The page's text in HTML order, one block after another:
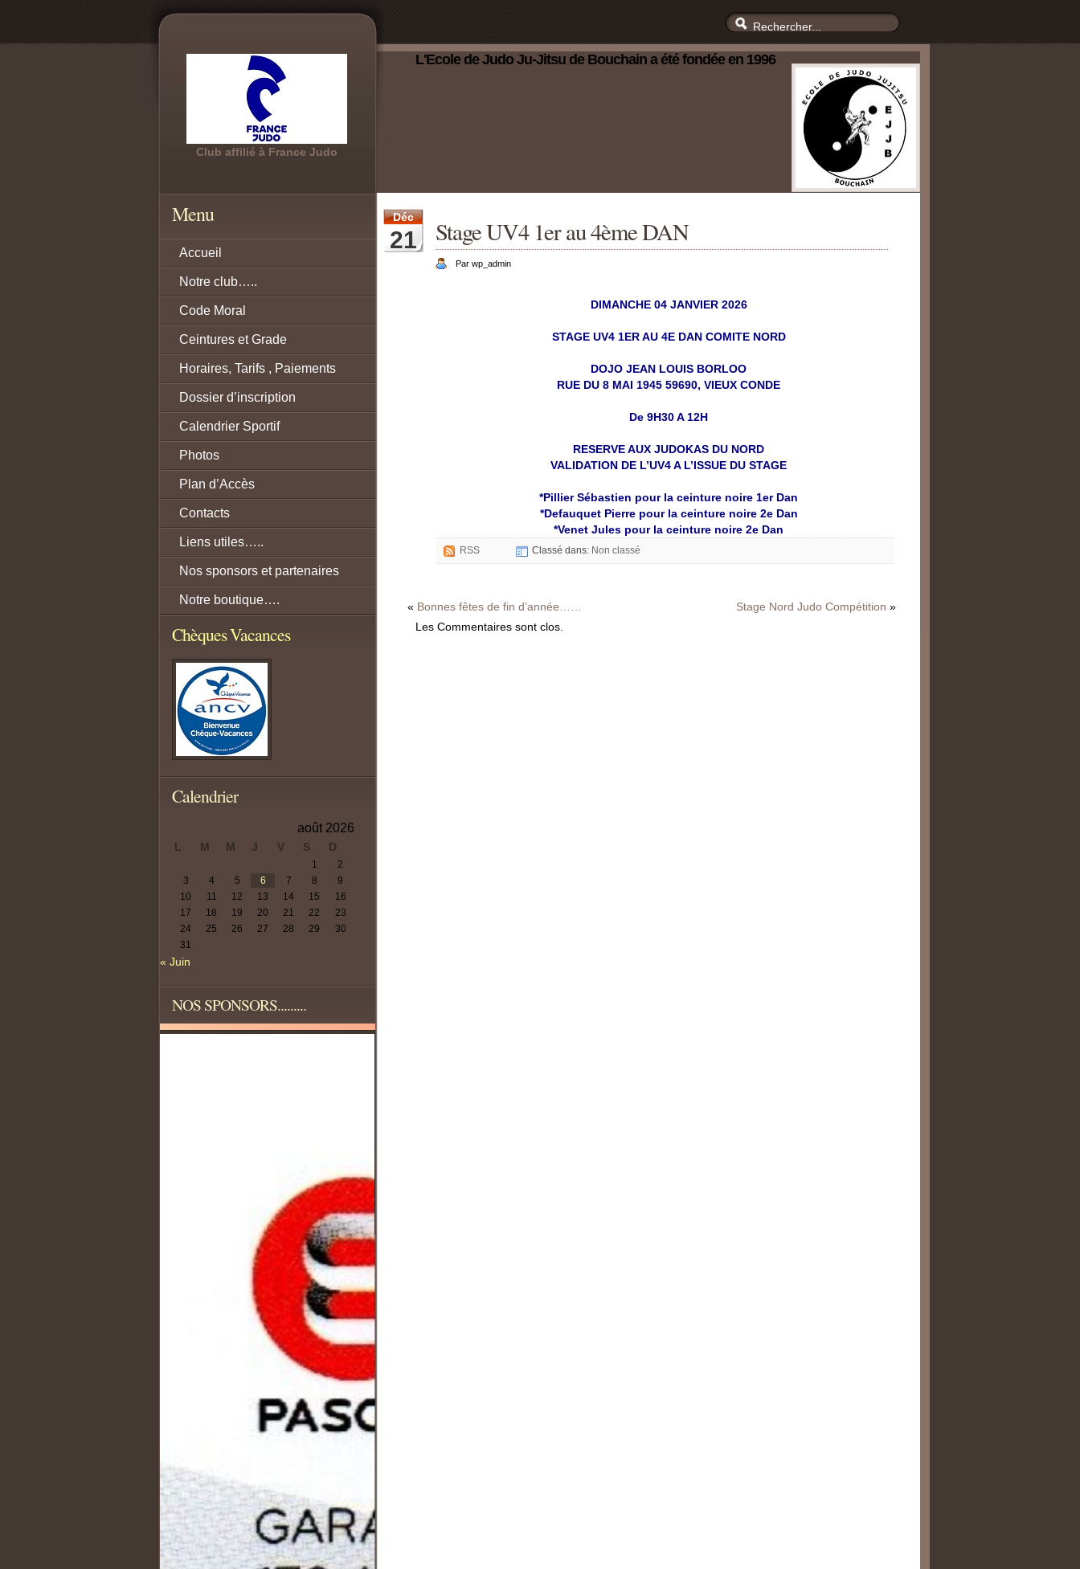
Club affilié à France Judo
Menu
Accueil
Notre club…..
Code Moral
Ceintures et Grade
Horaires, Tarifs , Paiements
Dossier d’inscription
Calendrier Sportif
Photos
Plan d’Accès
Contacts
Liens utiles…..
Nos sponsors et partenaires
Notre boutique….
Chèques Vacances
Calendrier
août 2026
L M M J V S D
1
2
3
4 5 6 7 8
9
10
11 12 13 14 15
16
17
18 19 20 21 22
23
24
25 26 27 28 29
30
31
« Juin
NOS SPONSORS.........
L'Ecole de Judo Ju-Jitsu de Bouchain a été fondée en 1996
Déc
21 Stage UV4 1er au 4ème DAN
Par wp_admin
DIMANCHE 04 JANVIER 2026
STAGE UV4 1ER AU 4E DAN COMITE NORD
DOJO JEAN LOUIS BORLOO
RUE DU 8 MAI 1945 59690, VIEUX CONDE
De 9H30 A 12H
RESERVE AUX JUDOKAS DU NORD
VALIDATION DE L’UV4 A L’ISSUE DU STAGE
*Pillier Sébastien pour la ceinture noire 1er Dan
*Defauquet Pierre pour la ceinture noire 2e Dan
*Venet Jules pour la ceinture noire 2e Dan
RSS Classé dans: Non classé
Stage Nord Judo Compétition »
« Bonnes fêtes de fin d’année……
Les Commentaires sont clos.